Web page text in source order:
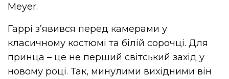
Meyer.
Гаррі з’явився перед камерами у
класичному костюмі та білій сорочці. Для
принца – це не перший світський захід у
новому році. Так, минулими вихідними він